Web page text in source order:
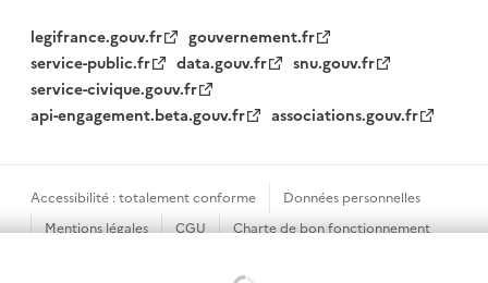
legifrance.gouv.fr
gouvernement.fr
service-public.fr
data.gouv.fr
snu.gouv.fr
service-civique.gouv.fr
api-engagement.beta.gouv.fr
associations.gouv.fr
Accessibilité : totalement conforme
Données personnelles
Mentions légales
CGU
Charte de bon fonctionnement